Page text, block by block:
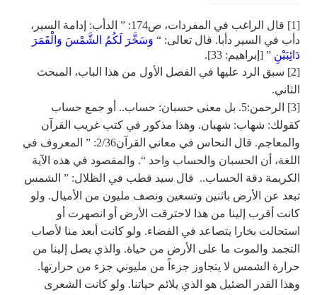
[1] قال الراغب في المفردات، ص174: ” الدأب: إدامة السير،
دأب في السير دأبا. قال تعالى: “ وَسَخَّرَ لَكُمُ الشَّمْسَ وَالْقَمَرَ
دَائِبَيْنِ ” [إبراهيم: 33].
[2] سبق الرد عليها في الفصل الأول من هذا الباب، المبحث
الثاني.
[3] الرحمن:5. بل معنى حسبان: حساب.. أو جمع حساب
كقولك: شهاب: شهبان. وهذا مذكور في كتب غريب القرآن
والمعاجم. قال النحاس في معاني القرآن2/36: ” المعروف في
اللغة، أن الحسبان والحساب واحد “. والمقصود في هذه الآية
الكريمة دقة الحساب.. قال سيد قطب في الظلال: ” الشمس
تبعد عن الأرض باثنين وتسعين ونصف مليون من الأميال. ولو
كانت أقرب إلينا من هذا لاحترقت الأرض أو انصهرت أو
استحالت بخارا يتصاعد في الفضاء. ولو كانت أبعد منا لأصاب
التجمد والموت ما على الأرض من حياة. والذي يصل إلينا من
حرارة الشمس لا يتجاوز جزءاً من مليوني جزء من حرارتها.
وهذا القدر الضئيل هو الذي يلائم حياتنا. ولو كانت الشعرى